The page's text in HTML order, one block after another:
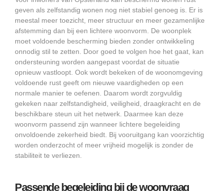
geven als zelfstandig wonen nog niet stabiel genoeg is. Er is
meestal meer toezicht, meer structuur en meer gezamenlijke
afstemming dan bij een lichtere woonvorm. De woonplek
moet voldoende bescherming bieden zonder ontwikkeling
onnodig stil te zetten. Door goed te volgen hoe het gaat, kan
ondersteuning worden aangepast voordat de situatie
opnieuw vastloopt. Ook wordt bekeken of de woonomgeving
voldoende rust geeft om nieuwe vaardigheden op een
normale manier te oefenen. Daarom wordt zorgvuldig
gekeken naar zelfstandigheid, veiligheid, draagkracht en de
beschikbare steun uit het netwerk. Daarmee kan deze
woonvorm passend zijn wanneer lichtere begeleiding
onvoldoende zekerheid biedt. Bij vooruitgang kan voorzichtig
worden onderzocht of meer vrijheid mogelijk is zonder de
stabiliteit te verliezen.
Passende begeleiding bij de woonvraag